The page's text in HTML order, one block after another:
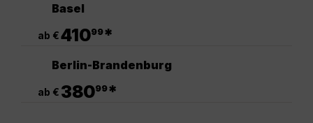
Basel
ab €41099*
Berlin-Brandenburg
ab € 38099*